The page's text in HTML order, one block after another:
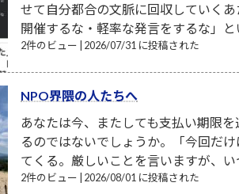
せて自分都合の文脈に回収していく
開催するな・軽率な発言をするな」と
2件のビュー 2026/07/31 に投稿された
NPO界隈の人たちへ
あなたは今、またしても支払い期限
るのではないでしょうか。「今回だ
てくる。厳しいことを言いますが、い
2件のビュー 2026/08/01 に投稿された